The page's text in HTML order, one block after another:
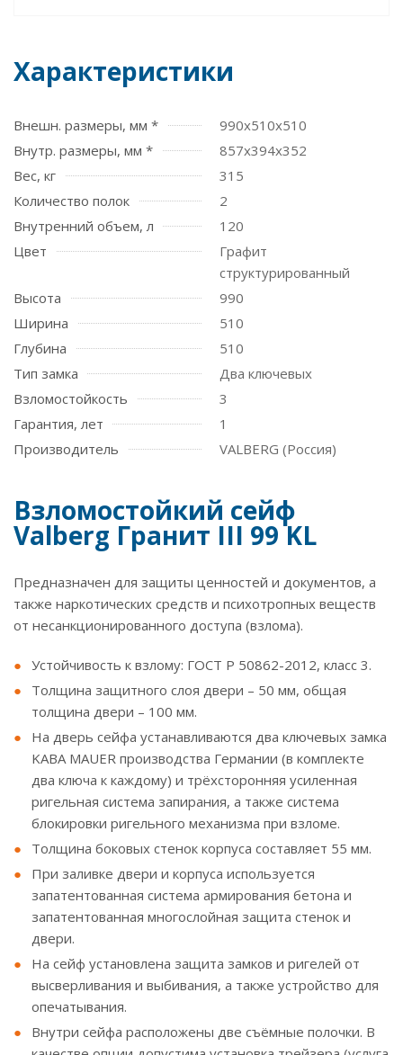
Характеристики
Внешн. размеры, мм *
990x510x510
Внутр. размеры, мм *
857x394x352
Вес, кг
315
Количество полок
2
Внутренний объем, л
120
Цвет
Графит
структурированный
Высота
990
Ширина
510
Глубина
510
Тип замка
Два ключевых
Взломостойкость
3
Гарантия, лет
1
Производитель
VALBERG (Россия)
Взломостойкий сейф
Valberg Гранит III 99 KL
Предназначен для защиты ценностей и документов, а
также наркотических средств и психотропных веществ
от несанкционированного доступа (взлома).
Устойчивость к взлому: ГОСТ Р 50862-2012, класс 3.
Толщина защитного слоя двери – 50 мм, общая
толщина двери – 100 мм.
На дверь сейфа устанавливаются два ключевых замка
KABA MAUER производства Германии (в комплекте
два ключа к каждому) и трёхсторонняя усиленная
ригельная система запирания, а также система
блокировки ригельного механизма при взломе.
Толщина боковых стенок корпуса составляет 55 мм.
При заливке двери и корпуса используется
запатентованная система армирования бетона и
запатентованная многослойная защита стенок и
двери.
На сейф установлена защита замков и ригелей от
высверливания и выбивания, а также устройство для
опечатывания.
Внутри сейфа расположены две съёмные полочки. В